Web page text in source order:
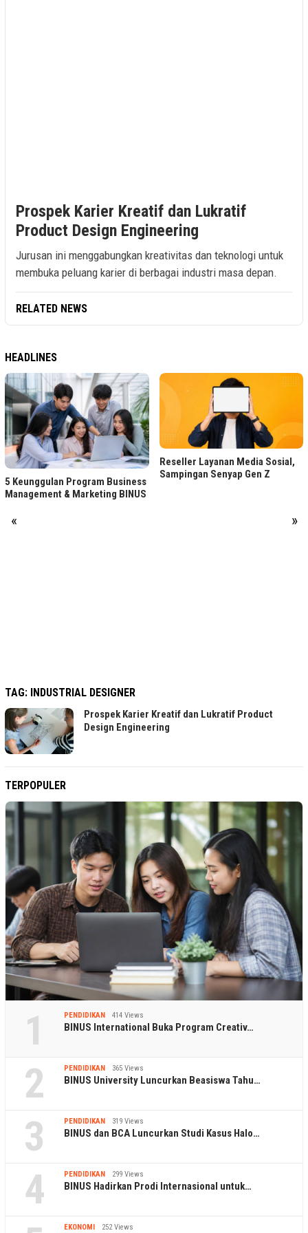
Prospek Karier Kreatif dan Lukratif
Product Design Engineering
Jurusan ini menggabungkan kreativitas dan teknologi untuk
membuka peluang karier di berbagai industri masa depan.
RELATED NEWS
HEADLINES
« »
5 Keunggulan Program Business
Management & Marketing BINUS
Reseller Layanan Media Sosial,
Sampingan Senyap Gen Z
TAG: INDUSTRIAL DESIGNER
Prospek Karier Kreatif dan Lukratif Product
Design Engineering
TERPOPULER
1 PENDIDIKAN 414 Views
BINUS International Buka Program Creativ…
2 PENDIDIKAN 365 Views
BINUS University Luncurkan Beasiswa Tahu…
3 PENDIDIKAN 319 Views
BINUS dan BCA Luncurkan Studi Kasus Halo…
4 PENDIDIKAN 299 Views
BINUS Hadirkan Prodi Internasional untuk…
EKONOMI 252 Views